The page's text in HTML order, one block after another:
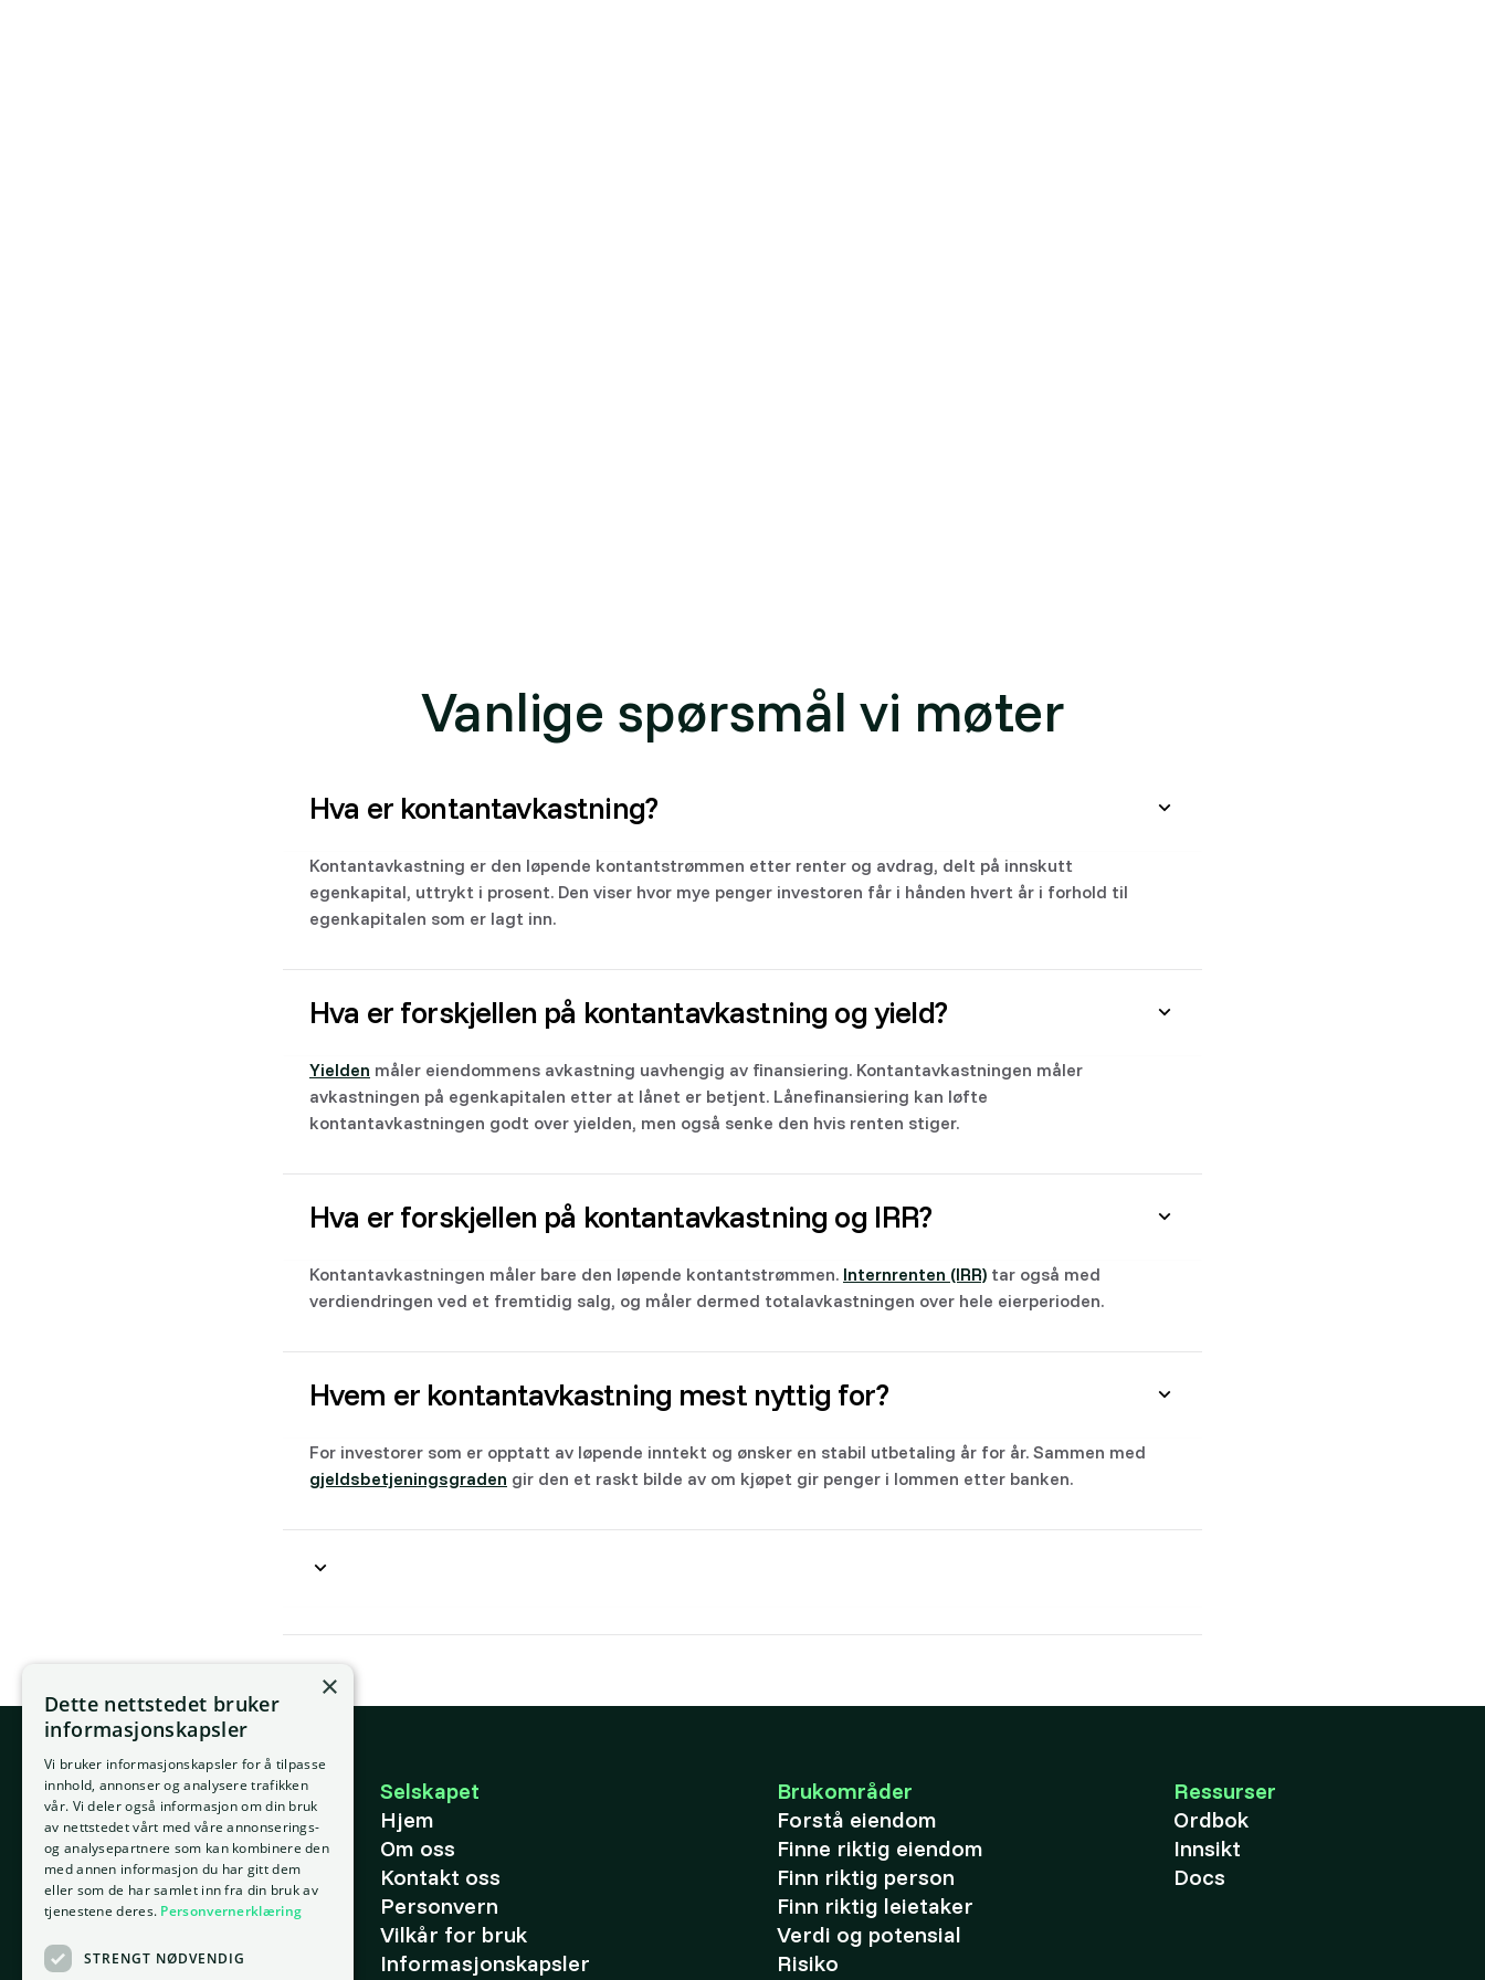
Vanlige spørsmål vi møter
Hva er kontantavkastning?
Kontantavkastning er den løpende kontantstrømmen etter renter og avdrag, delt på innskutt
egenkapital, uttrykt i prosent. Den viser hvor mye penger investoren får i hånden hvert år i forhold til
egenkapitalen som er lagt inn.
Hva er forskjellen på kontantavkastning og yield?
Yielden måler eiendommens avkastning uavhengig av finansiering. Kontantavkastningen måler
avkastningen på egenkapitalen etter at lånet er betjent. Lånefinansiering kan løfte
kontantavkastningen godt over yielden, men også senke den hvis renten stiger.
Hva er forskjellen på kontantavkastning og IRR?
Kontantavkastningen måler bare den løpende kontantstrømmen. Internrenten (IRR) tar også med
verdiendringen ved et fremtidig salg, og måler dermed totalavkastningen over hele eierperioden.
Hvem er kontantavkastning mest nyttig for?
For investorer som er opptatt av løpende inntekt og ønsker en stabil utbetaling år for år. Sammen med
gjeldsbetjeningsgraden gir den et raskt bilde av om kjøpet gir penger i lommen etter banken.
E-post
support@placepoint.no
Telefon
+47 924 36 973
Selskapet
Hjem
Om oss
Kontakt oss
Personvern
Vilkår for bruk
Informasjonskapsler
Brukområder
Forstå eiendom
Finne riktig eiendom
Finn riktig person
Finn riktig leietaker
Verdi og potensial
Risiko
Ressurser
Ordbok
Innsikt
Docs
×
Dette nettstedet bruker
informasjonskapsler
Vi bruker informasjonskapsler for å tilpasse
innhold, annonser og analysere trafikken
vår. Vi deler også informasjon om din bruk
av nettstedet vårt med våre annonserings-
og analysepartnere som kan kombinere den
med annen informasjon du har gitt dem
eller som de har samlet inn fra din bruk av
tjenestene deres. Personvernerklæring
STRENGT NØDVENDIG